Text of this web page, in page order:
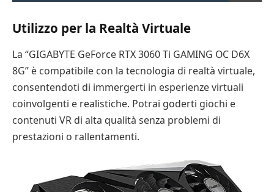
Utilizzo per la Realtà Virtuale
La “GIGABYTE GeForce RTX 3060 Ti GAMING OC D6X
8G” è compatibile con la tecnologia di realtà virtuale,
consentendoti di immergerti in esperienze virtuali
coinvolgenti e realistiche. Potrai goderti giochi e
contenuti VR di alta qualità senza problemi di
prestazioni o rallentamenti.